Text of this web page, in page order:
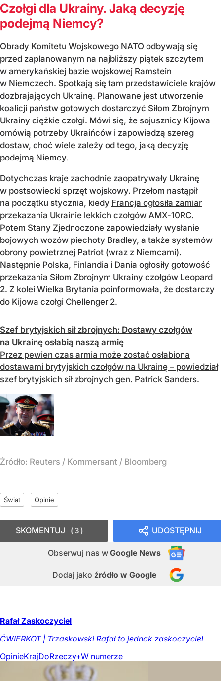
Czołgi dla Ukrainy. Jaką decyzję
podejmą Niemcy?
Obrady Komitetu Wojskowego NATO odbywają się
przed zaplanowanym na najbliższy piątek szczytem
w amerykańskiej bazie wojskowej Ramstein
w Niemczech. Spotkają się tam przedstawiciele krajów
dozbrajających Ukrainę. Planowane jest utworzenie
koalicji państw gotowych dostarczyć Siłom Zbrojnym
Ukrainy ciężkie czołgi. Mówi się, że sojusznicy Kijowa
omówią potrzeby Ukraińców i zapowiedzą szereg
dostaw, choć wiele zależy od tego, jaką decyzję
podejmą Niemcy.
Dotychczas kraje zachodnie zaopatrywały Ukrainę
w postsowiecki sprzęt wojskowy. Przełom nastąpił
na początku stycznia, kiedy Francja ogłosiła zamiar
przekazania Ukrainie lekkich czołgów AMX-10RC.
Potem Stany Zjednoczone zapowiedziały wysłanie
bojowych wozów piechoty Bradley, a także systemów
obrony powietrznej Patriot (wraz z Niemcami).
Następnie Polska, Finlandia i Dania ogłosiły gotowość
przekazania Siłom Zbrojnym Ukrainy czołgów Leopard
2. Z kolei Wielka Brytania poinformowała, że dostarczy
do Kijowa czołgi Chellenger 2.
Szef brytyjskich sił zbrojnych: Dostawy czołgów
na Ukrainę osłabią naszą armię
Przez pewien czas armia może zostać osłabiona
dostawami brytyjskich czołgów na Ukrainę – powiedział
szef brytyjskich sił zbrojnych gen. Patrick Sanders.
Źródło: Reuters / Kommersant / Bloomberg
Świat Opinie
UDOSTĘPNIJ
Obserwuj nas w Google News
Dodaj jako źródło w Google
SKOMENTUJ 3
Rafał Zaskoczyciel
ĆWIERKOT | Trzaskowski Rafał to jednak zaskoczyciel.
OpinieKrajDoRzeczy+W numerze